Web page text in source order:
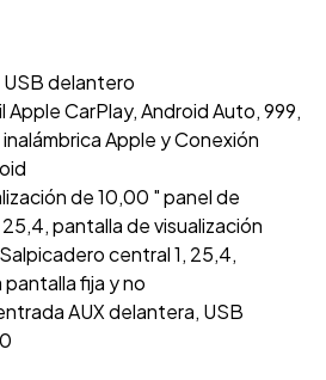
delantero
Apple CarPlay, Android Auto, 999,
Apple y Conexión
de 10,00 " panel de
pantalla de visualización
central 1, 25,4,
fija y no
AUX delantera, USB